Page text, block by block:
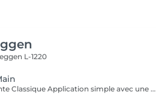
L-1220
1. Pose Semi-Permanente Classique Application simple avec une fine couche de base. Idéale pour celles qui souhaitent de la couleur, de la brillance et un léger renfort. Tenue moyenne 2 semaines. 2. Pose Semi + Renfort Combinaison d'une base classique avec une couche de renfort. Offre une meilleure résistance que le semi-permanent classique, parfaite pour les ongles naturels. Moyenne Tenue de 2 à 3 semaines. 3. Pose Semi + Fiber Ultra Base classique combinée à un gel enrichi en fibres, idéale pour les ongles fragiles ou nécessitant un renforcement supplémentaire. Tenue Moyenne 3 à 4 semaines.